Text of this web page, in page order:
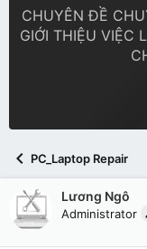
CHUYÊN ĐỀ
GIỚI THIỆU VIỆC
PC_Laptop Repair
Lương Ngô
Administrator